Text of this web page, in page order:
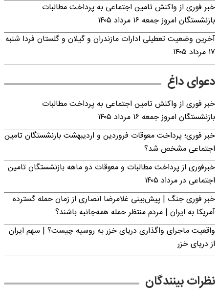
خبر فوری از واکنش تامین اجتماعی به پرداخت مطالبات
بازنشستگان امروز جمعه ۱۶ مرداد ۱۴۰۵
آخرین وضعیت تعطیلی ادارات مازندران و گیلان و گلستان فردا شنبه
۱۷ مرداد ۱۴۰۵
دعوای داغ
خبر فوری از واکنش تامین اجتماعی به پرداخت مطالبات
بازنشستگان امروز جمعه ۱۶ مرداد ۱۴۰۵
خبر فوری؛ پرداخت معوقات فروردین و اردیبهشت بازنشستگان تامین
اجتماعی مشخص شد؟
خبرفوری از پرداخت مطالبات و معوقات دو ماهه بازنشستگان تامین
اجتماعی در مرداد ۱۴۰۵
خبر فوری جنگ | پیش‌بینی غلامرضا انصاری از زمان حمله گسترده
آمریکا به ایران | مردم منتظر حمله همه‌جانبه باشند؟
واقعیت ماجرای واگذاری دریای خزر به روسیه چیست؟ | سهم ایران
از دریای خزر
نظرات بینندگان